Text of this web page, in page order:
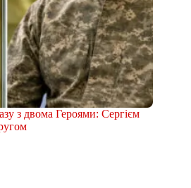
з двома Героями: Сергієм